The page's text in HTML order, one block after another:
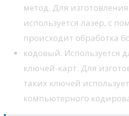
метод. Для
используется лазер, с
происходит обработка
кодовый. Используется
ключей-карт. Для
таких ключей
компьютерного